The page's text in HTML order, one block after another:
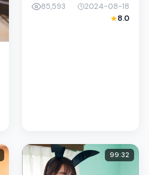
文化肌理相呼应。导演魏
德圣善用光影与声场塑造
85,593
2024-08-18
8.0
99:32